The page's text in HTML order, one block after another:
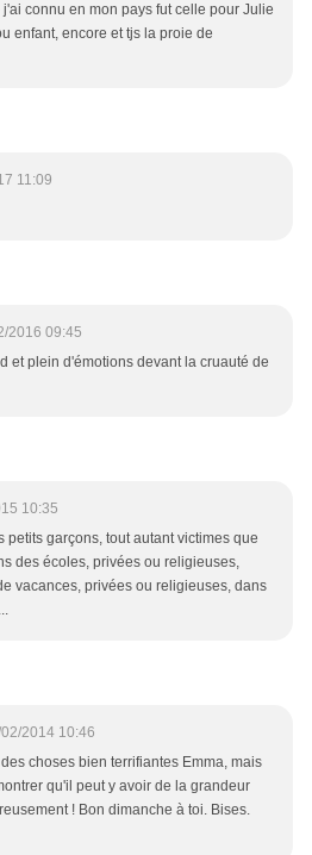
connu en mon pays fut celle pour Julie
enfant, encore et tjs la proie de
11:09
2016 09:45
et plein d'émotions devant la cruauté de
10:35
petits garçons, tout autant victimes que
des écoles, privées ou religieuses,
vacances, privées ou religieuses, dans
2014 10:46
choses bien terrifiantes Emma, mais
qu'il peut y avoir de la grandeur
! Bon dimanche à toi. Bises.